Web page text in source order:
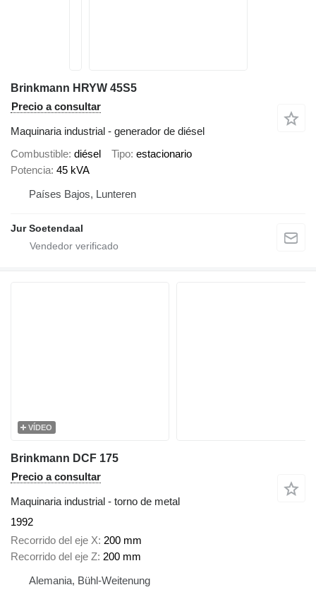
Brinkmann HRYW 45S5
Precio a consultar
Maquinaria industrial - generador de diésel
Combustible diésel Tipo estacionario
Potencia 45 kVA
Países Bajos, Lunteren
Jur Soetendaal
VÍDEO
Brinkmann DCF 175
Precio a consultar
Maquinaria industrial - torno de metal
1992
Recorrido del eje X 200 mm
Recorrido del eje Z 200 mm
Alemania, Bühl-Weitenung